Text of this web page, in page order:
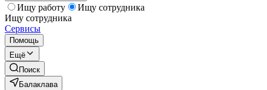
Ищу работу
Ищу сотрудника
Ищу сотрудника
Сервисы
Помощь
Ещё
Поиск
Балаклава